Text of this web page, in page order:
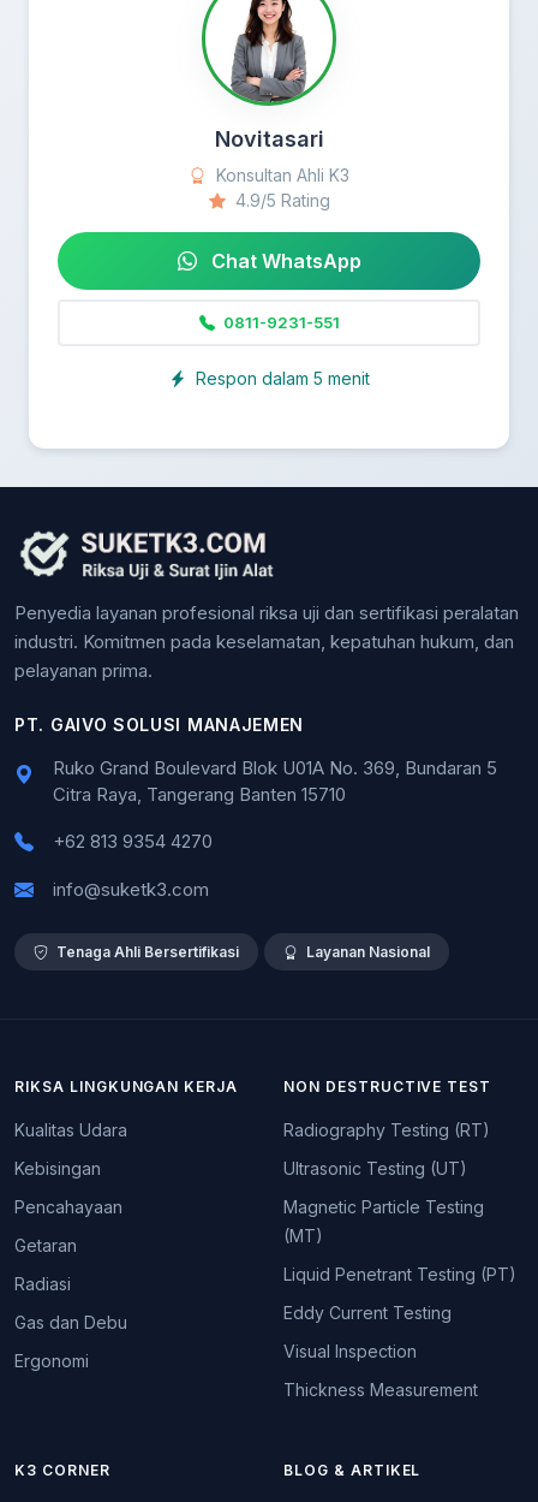
Novitasari
Konsultan Ahli K3
4.9/5 Rating
Chat WhatsApp
0811-9231-551
Respon dalam 5 menit
Penyedia layanan profesional riksa uji dan sertifikasi peralatan
industri. Komitmen pada keselamatan, kepatuhan hukum, dan
pelayanan prima.
PT. GAIVO SOLUSI MANAJEMEN
Ruko Grand Boulevard Blok U01A No. 369, Bundaran 5
Citra Raya, Tangerang Banten 15710
+62 813 9354 4270
info@suketk3.com
Tenaga Ahli Bersertifikasi Layanan Nasional
RIKSA LINGKUNGAN KERJA
Kualitas Udara
Kebisingan
Pencahayaan
Getaran
Radiasi
Gas dan Debu
Ergonomi
NON DESTRUCTIVE TEST
Radiography Testing (RT)
Ultrasonic Testing (UT)
Magnetic Particle Testing
(MT)
Liquid Penetrant Testing (PT)
Eddy Current Testing
Visual Inspection
Thickness Measurement
K3 CORNER BLOG & ARTIKEL